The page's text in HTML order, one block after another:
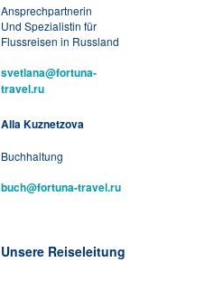
Ansprechpartnerin
Und Spezialistin für
Flussreisen in Russland
svetlana@fortuna-
travel.ru
Alla Kuznetzova
Buchhaltung
buch@fortuna-travel.ru
Unsere Reiseleitung